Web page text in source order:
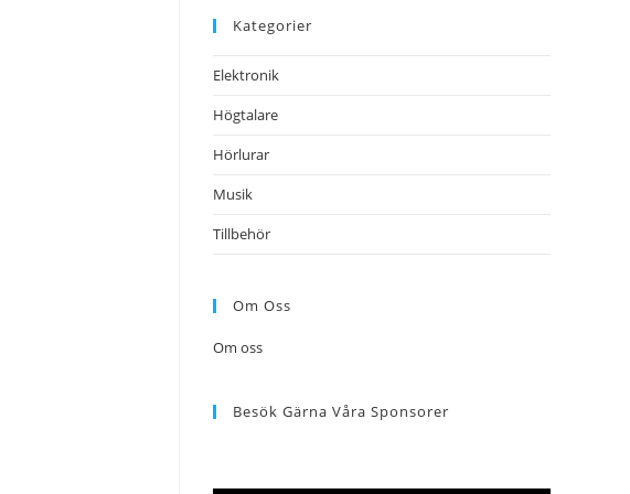
Kategorier
Elektronik
Högtalare
Hörlurar
Musik
Tillbehör
Om Oss
Om oss
Besök Gärna Våra Sponsorer